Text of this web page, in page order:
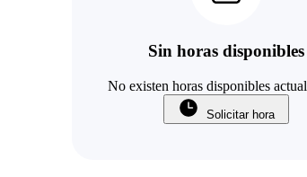
Sin horas disponibles
No existen horas disponibles
Solicitar hora